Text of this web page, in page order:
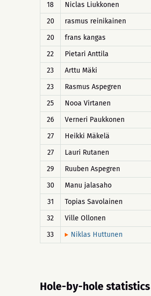
18
Niclas Liukkonen
20
rasmus reinikainen
20
frans kangas
22
Pietari Anttila
23
Arttu Mäki
23
Rasmus Aspegren
25
Nooa Virtanen
26
Verneri Paukkonen
27
Heikki Mäkelä
27
Lauri Rutanen
29
Ruuben Aspegren
30
Manu jalasaho
31
Topias Savolainen
32
Ville Ollonen
33
Niklas Huttunen
Hole-by-hole statistics